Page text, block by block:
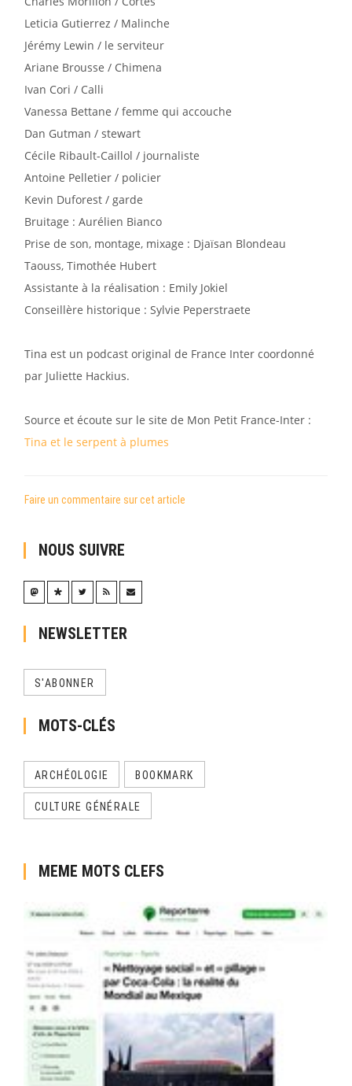
Leticia Gutierrez / Malinche
Jérémy Lewin / le serviteur
Ariane Brousse / Chimena
Ivan Cori / Calli
Vanessa Bettane / femme qui accouche
Dan Gutman / stewart
Cécile Ribault-Caillol / journaliste
Antoine Pelletier / policier
Kevin Duforest / garde
Bruitage : Aurélien Bianco
Prise de son, montage, mixage : Djaïsan Blondeau
Taouss, Timothée Hubert
Assistante à la réalisation : Emily Jokiel
Conseillère historique : Sylvie Peperstraete
Tina est un podcast original de France Inter coordonné
par Juliette Hackius.
Source et écoute sur le site de Mon Petit France-Inter :
Tina et le serpent à plumes
Faire un commentaire sur cet article
NOUS SUIVRE
NEWSLETTER
S'ABONNER
MOTS-CLÉS
ARCHÉOLOGIE BOOKMARK
CULTURE GÉNÉRALE
MEME MOTS CLEFS